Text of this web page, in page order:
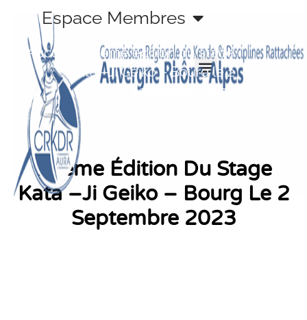
contenu
Espace Membres
Accueil
11ème édition du stage
Kata –Ji Geiko – Bourg le 2
septembre 2023
11ème Édition Du Stage
Kata –Ji Geiko – Bourg Le 2
Septembre 2023